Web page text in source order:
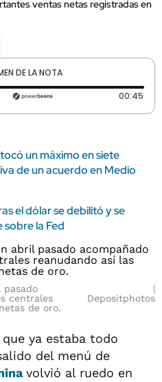
ventas netas registradas en
DE LA NOTA
0 segundos 00:45
un máximo en siete
de un acuerdo en Medio
el dólar se debilitó y se
la Fed
pasado
centrales
de oro.
Depositphotos
ya estaba todo
del menú de
volvió al ruedo en